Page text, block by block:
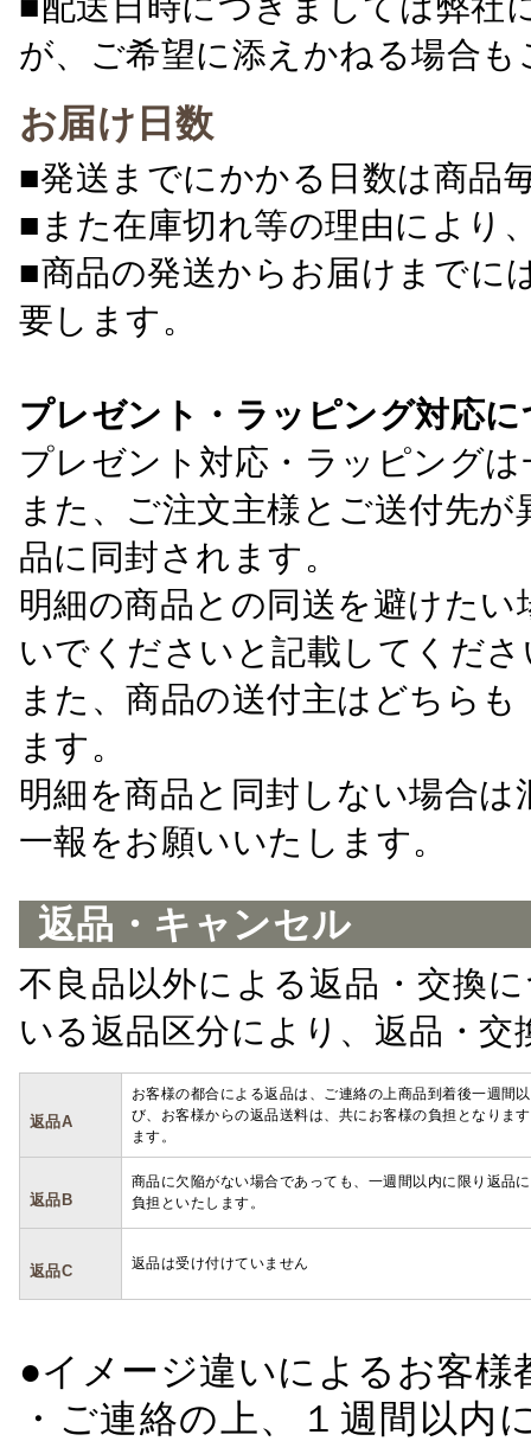
が、ご希望に添えかねる場合
お届け日数
■発送までにかかる日数は商品
■また在庫切れ等の理由により
■商品の発送からお届けまでに
要します。
プレゼント・ラッピング対応
プレゼント対応・ラッピング
また、ご注文主様とご送付先
品に同封されます。
明細の商品との同送を避けた
いでくださいと記載してくださ
また、商品の送付主はどちら
ます。
明細を商品と同封しない場合
一報をお願いいたします。
返品・キャンセル
不良品以外による返品・交換
いる返品区分により、返品・
返品A
お客様の都合による返品は、ご連絡の上商品到着後一週間
び、お客様からの返品送料は、共にお客様の負担となりま
ます。
返品B
商品に欠陥がない場合であっても、一週間以内に限り返品
負担といたします。
返品C 返品は受け付けていません
●イメージ違いによるお客
・ご連絡の上、１週間以